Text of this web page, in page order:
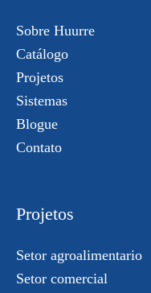
Sobre Huurre
Catálogo
Projetos
Sistemas
Blogue
Contato
Projetos
Setor agroalimentario
Setor comercial